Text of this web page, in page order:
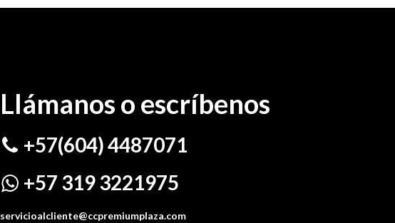
Llámanos o escríbenos
+57(604) 4487071
+57 319 3221975
servicioalcliente@ccpremiumplaza.com